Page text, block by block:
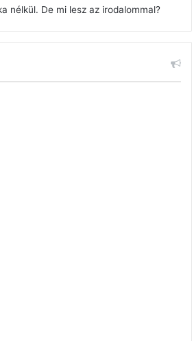
nélkül. De mi lesz az irodalommal?